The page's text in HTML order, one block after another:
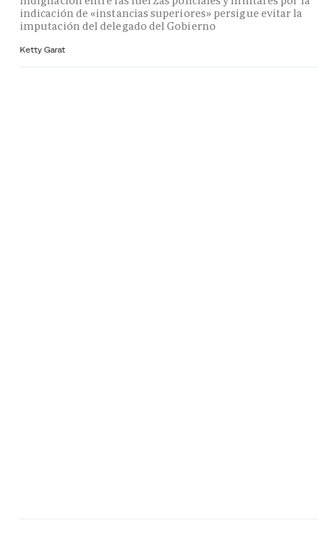
indicación de «instancias superiores» persigue evitar la
imputación del delegado del Gobierno
Ketty Garat